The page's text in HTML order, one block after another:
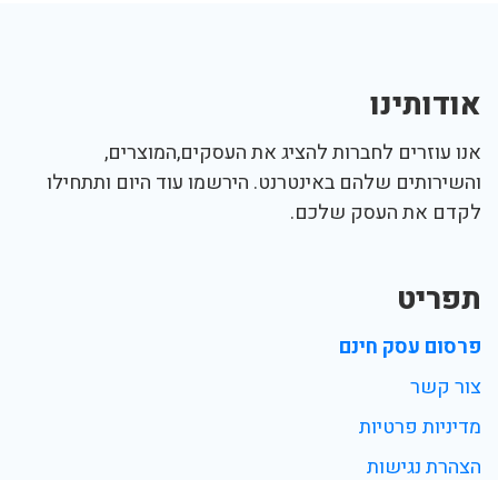
אודותינו
אנו עוזרים לחברות להציג את העסקים,המוצרים,
והשירותים שלהם באינטרנט. הירשמו עוד היום ותתחילו
לקדם את העסק שלכם.
תפריט
פרסום עסק חינם
צור קשר
מדיניות פרטיות
הצהרת נגישות